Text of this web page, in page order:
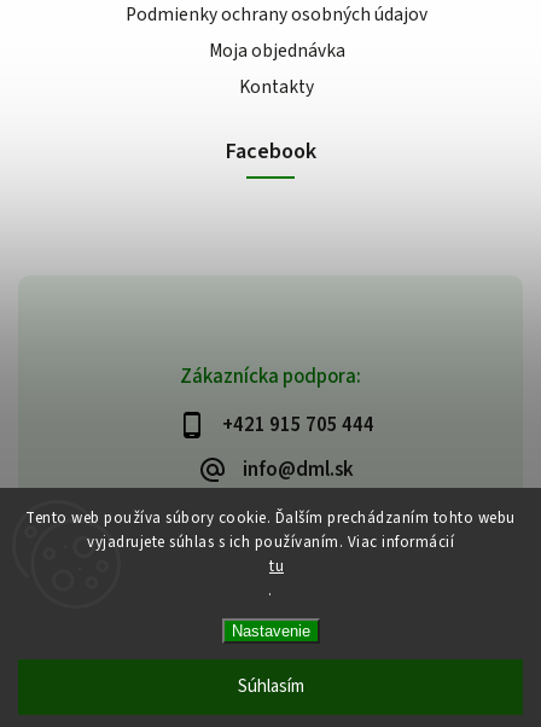
Tento web používa súbory cookie. Ďalším prechádzaním tohto webu
vyjadrujete súhlas s ich používaním. Viac informácií
tu
.
Nastavenie
Súhlasím
Zákaznícka podpora:
+421 915 705 444
info@dml.sk
Podmienky ochrany osobných údajov
Moja objednávka
Kontakty
Facebook
bifeedus | BIO | DIA | BEZLEPKOVÉ POTRAVINY
Shoptet| Design